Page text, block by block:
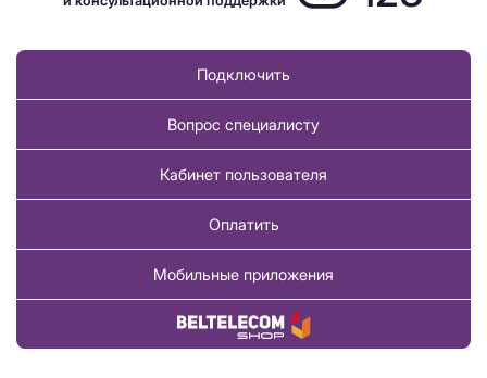
Подключить
Вопрос специалисту
Кабинет пользователя
Оплатить
Мобильные приложения
Купить товар